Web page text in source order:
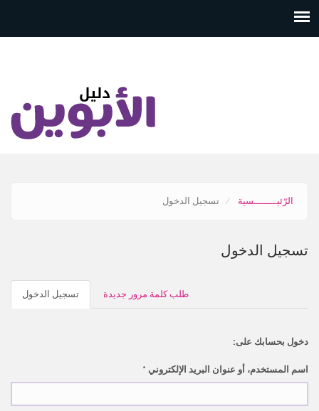
إلى
الرّئيــــــــسية تسجيل الدخول
تسجيل الدخول
تسجيل الدخول طلب كلمة مرور جديدة
دخول بحسابك على:
اسم المستخدم، أو عنوان البريد الإلكتروني *